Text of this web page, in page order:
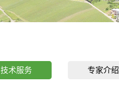
技术服务 专家介绍